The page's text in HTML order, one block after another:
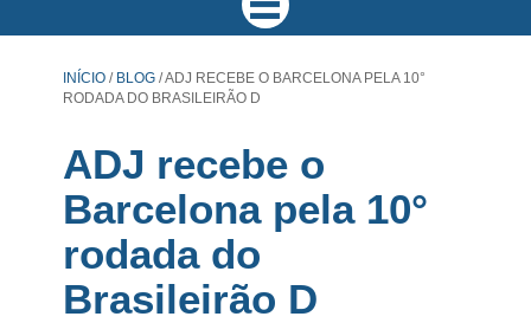
INÍCIO / BLOG /ADJ RECEBE O BARCELONA PELA 10°
RODADA DO BRASILEIRÃO D
ADJ recebe o
Barcelona pela 10°
rodada do
Brasileirão D